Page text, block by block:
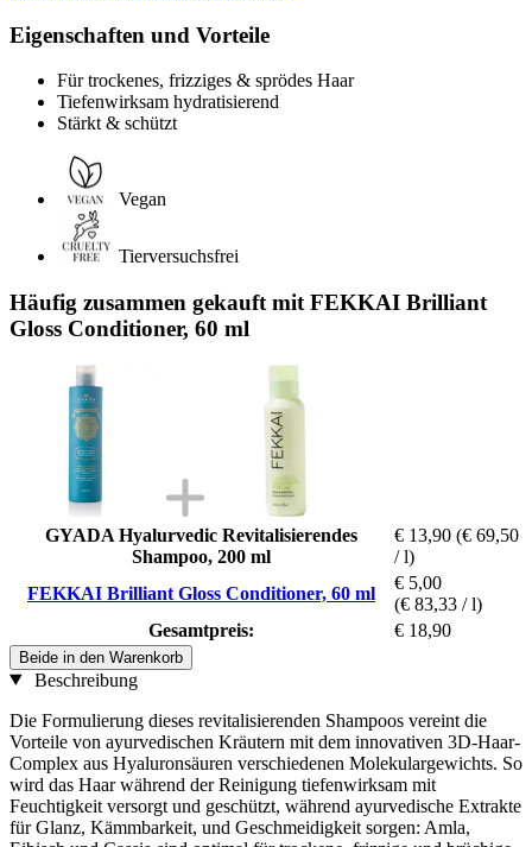
Eigenschaften und Vorteile
Für trockenes, frizziges & sprödes Haar
Tiefenwirksam hydratisierend
Stärkt & schützt
Vegan
Tierversuchsfrei
Häufig zusammen gekauft mit FEKKAI Brilliant
Gloss Conditioner, 60 ml
GYADA Hyalurvedic Revitalisierendes
Shampoo, 200 ml
€ 13,90 (€ 69,50
/ l)
FEKKAI Brilliant Gloss Conditioner, 60 ml
€ 5,00
(€ 83,33 / l)
Gesamtpreis:
€ 18,90
Beide in den Warenkorb
Beschreibung
Die Formulierung dieses revitalisierenden Shampoos vereint die
Vorteile von ayurvedischen Kräutern mit dem innovativen 3D-Haar-
Complex aus Hyaluronsäuren verschiedenen Molekulargewichts. So
wird das Haar während der Reinigung tiefenwirksam mit
Feuchtigkeit versorgt und geschützt, während ayurvedische Extrakte
für Glanz, Kämmbarkeit, und Geschmeidigkeit sorgen: Amla,